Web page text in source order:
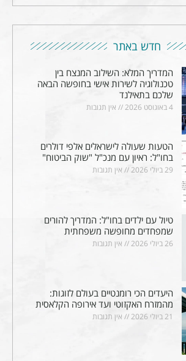
חדש באתר
המדריך המלא: השילוב המנצח בין
טכנולוגיה לשירות אישי בחופשה הבאה
שלכם בתאילנד
4 באוגוסט 2026 אין תגובות
הטעות שעולה לישראלים אלפי דולרים
בחו"ל: ראיון עם מנכ"ל "שוק הביטוח"
29 ביולי 2026 אין תגובות
טיול עם ילדים בחו"ל: המדריך להורים
שמפחדים מחופשה משפחתית
26 ביולי 2026 אין תגובות
היעדים הכי רומנטיים בעולם לזוגות:
מהמזרח האקזוטי ועד אירופה הקלאסית
21 ביולי 2026 אין תגובות